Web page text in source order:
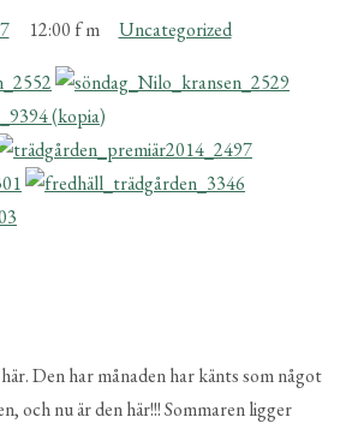
12:00 f m Uncategorized
Den har månaden har känts som något
och nu är den här!!! Sommaren ligger